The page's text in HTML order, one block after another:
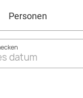
Personen
datum